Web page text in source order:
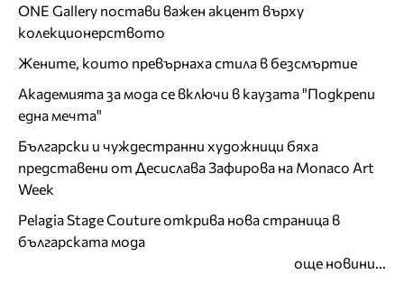
ONE Gallery постави важен акцент върху
колекционерството
Жените, които превърнаха стила в безсмъртие
Академията за мода се включи в каузата "Подкрепи
една мечта"
Български и чуждестранни художници бяха
представени от Десислава Зафирова на Monaco Art
Week
Pelagia Stage Couture открива нова страница в
българската мода
още новини...